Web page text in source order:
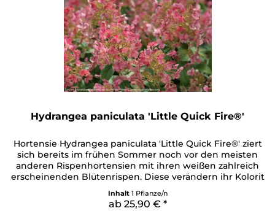
Hydrangea paniculata 'Little Quick Fire®'
Hortensie Hydrangea paniculata 'Little Quick Fire®' ziert
sich bereits im frühen Sommer noch vor den meisten
anderen Rispenhortensien mit ihren weißen zahlreich
erscheinenden Blütenrispen. Diese verändern ihr Kolorit
im Laufe des Sommers über ein apartes Rosarot bis ins
tiefe Burgunderrot. Dabei ist sie recht klein bleibend und
sehr kompakt wachsend. So entpuppt sie sich als...
Inhalt 1 Pflanze/n
ab 25,90 € *